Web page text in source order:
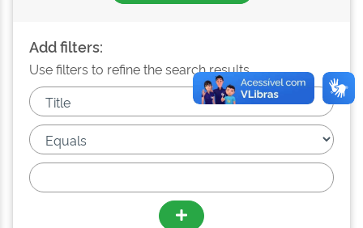
Add filters:
Use filters to refine the search results.